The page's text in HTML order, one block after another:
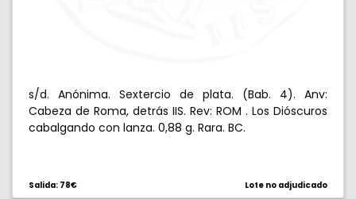
s/d. Anónima. Sextercio de plata. (Bab. 4). Anv:
Cabeza de Roma, detrás IIS. Rev: ROM . Los Dióscuros
cabalgando con lanza. 0,88 g. Rara. BC.
Salida: 78€ Lote no adjudicado